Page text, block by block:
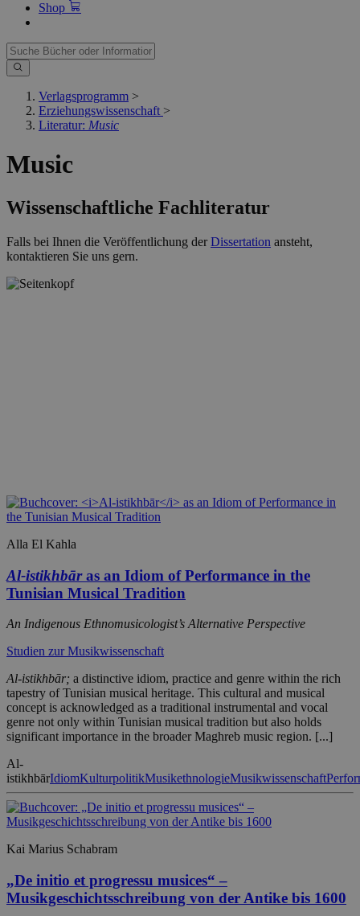
Shop
Verlagsprogramm >
Erziehungswissenschaft >
Literatur: Music
Music
Wissenschaftliche Fachliteratur
Falls bei Ihnen die Veröffentlichung derDissertation ansteht,
kontaktieren Sie uns gern.
Alla El Kahla
Al-istikhbāras an Idiom of Performance in the
Tunisian Musical Tradition
An Indigenous Ethnomusicologist’s Alternative Perspective
Studien zur Musikwissenschaft
Al-istikhbār; a distinctive idiom, practice and genre within the rich
tapestry of Tunisian musical heritage. This cultural and musical
concept is acknowledged as a traditional instrumental and vocal
genre not only within Tunisian musical tradition but also holds
significant importance in the broader Maghreb music region. [...]
Al-
istikhbārIdiomKulturpolitikMusikethnologieMusikwissenschaft
Kai Marius Schabram
„De initio et progressu musices“ –
Musikgeschichtsschreibung von der Antike bis 1600